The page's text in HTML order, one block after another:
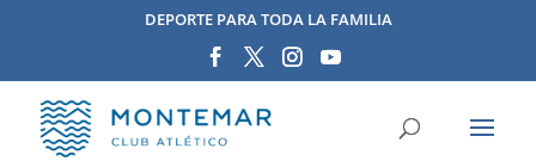
DEPORTE PARA TODA LA FAMILIA